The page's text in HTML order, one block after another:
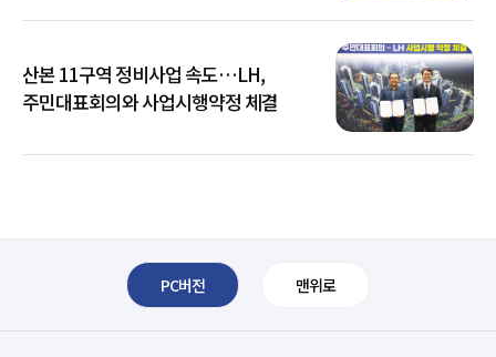
산본 11구역 정비사업 속도…LH,
주민대표회의와 사업시행약정 체결
PC버전 맨위로